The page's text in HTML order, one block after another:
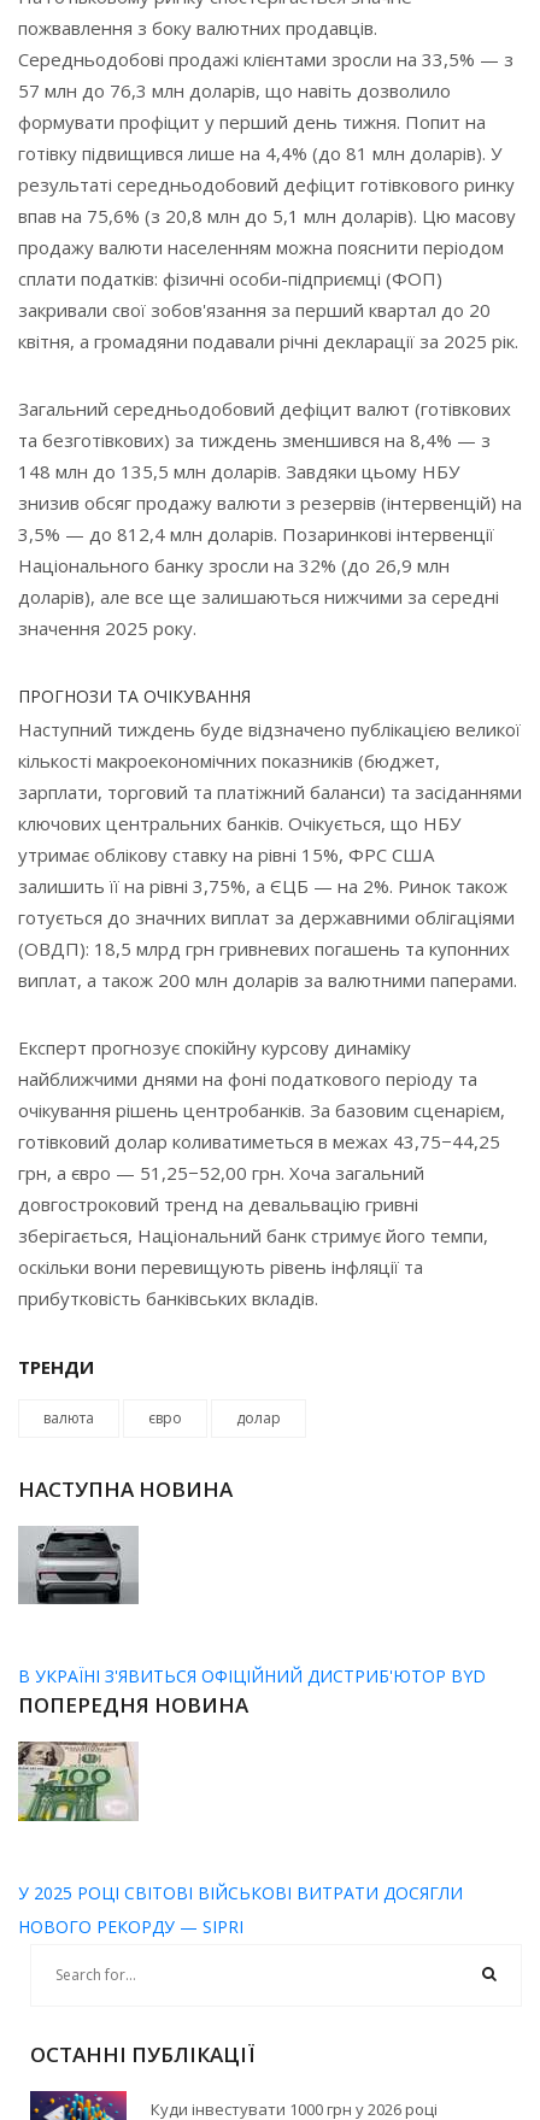
пожвавлення з боку валютних продавців.
Середньодобові продажі клієнтами зросли на 33,5% — з
57 млн до 76,3 млн доларів, що навіть дозволило
формувати профіцит у перший день тижня. Попит на
готівку підвищився лише на 4,4% (до 81 млн доларів). У
результаті середньодобовий дефіцит готівкового ринку
впав на 75,6% (з 20,8 млн до 5,1 млн доларів). Цю масову
продажу валюти населенням можна пояснити періодом
сплати податків: фізичні особи-підприємці (ФОП)
закривали свої зобов'язання за перший квартал до 20
квітня, а громадяни подавали річні декларації за 2025 рік.
Загальний середньодобовий дефіцит валют (готівкових
та безготівкових) за тиждень зменшився на 8,4% — з
148 млн до 135,5 млн доларів. Завдяки цьому НБУ
знизив обсяг продажу валюти з резервів (інтервенцій) на
3,5% — до 812,4 млн доларів. Позаринкові інтервенції
Національного банку зросли на 32% (до 26,9 млн
доларів), але все ще залишаються нижчими за середні
значення 2025 року.
ПРОГНОЗИ ТА ОЧІКУВАННЯ
Наступний тиждень буде відзначено публікацією великої
кількості макроекономічних показників (бюджет,
зарплати, торговий та платіжний баланси) та засіданнями
ключових центральних банків. Очікується, що НБУ
утримає облікову ставку на рівні 15%, ФРС США
залишить її на рівні 3,75%, а ЄЦБ — на 2%. Ринок також
готується до значних виплат за державними облігаціями
(ОВДП): 18,5 млрд грн гривневих погашень та купонних
виплат, а також 200 млн доларів за валютними паперами.
Експерт прогнозує спокійну курсову динаміку
найближчими днями на фоні податкового періоду та
очікування рішень центробанків. За базовим сценарієм,
готівковий долар коливатиметься в межах 43,75−44,25
грн, а євро — 51,25−52,00 грн. Хоча загальний
довгостроковий тренд на девальвацію гривні
зберігається, Національний банк стримує його темпи,
оскільки вони перевищують рівень інфляції та
прибутковість банківських вкладів.
ТРЕНДИ
валюта євро долар
НАСТУПНА НОВИНА
В УКРАЇНІ З'ЯВИТЬСЯ ОФІЦІЙНИЙ ДИСТРИБ'ЮТОР BYD
ПОПЕРЕДНЯ НОВИНА
У 2025 РОЦІ СВІТОВІ ВІЙСЬКОВІ ВИТРАТИ ДОСЯГЛИ
НОВОГО РЕКОРДУ — SIPRI
ОСТАННІ ПУБЛІКАЦІЇ
Куди інвестувати 1000 грн у 2026 році